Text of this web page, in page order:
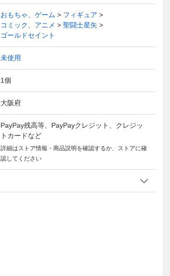
おもちゃ、ゲーム
フィギュア
コミック、アニメ
聖闘士星矢
ゴールドセイント
未使用
1個
大阪府
PayPay残高等、PayPayクレジット、クレジッ
トカードなど
詳細はストア情報・商品説明を確認するか、ストアに確
認してください